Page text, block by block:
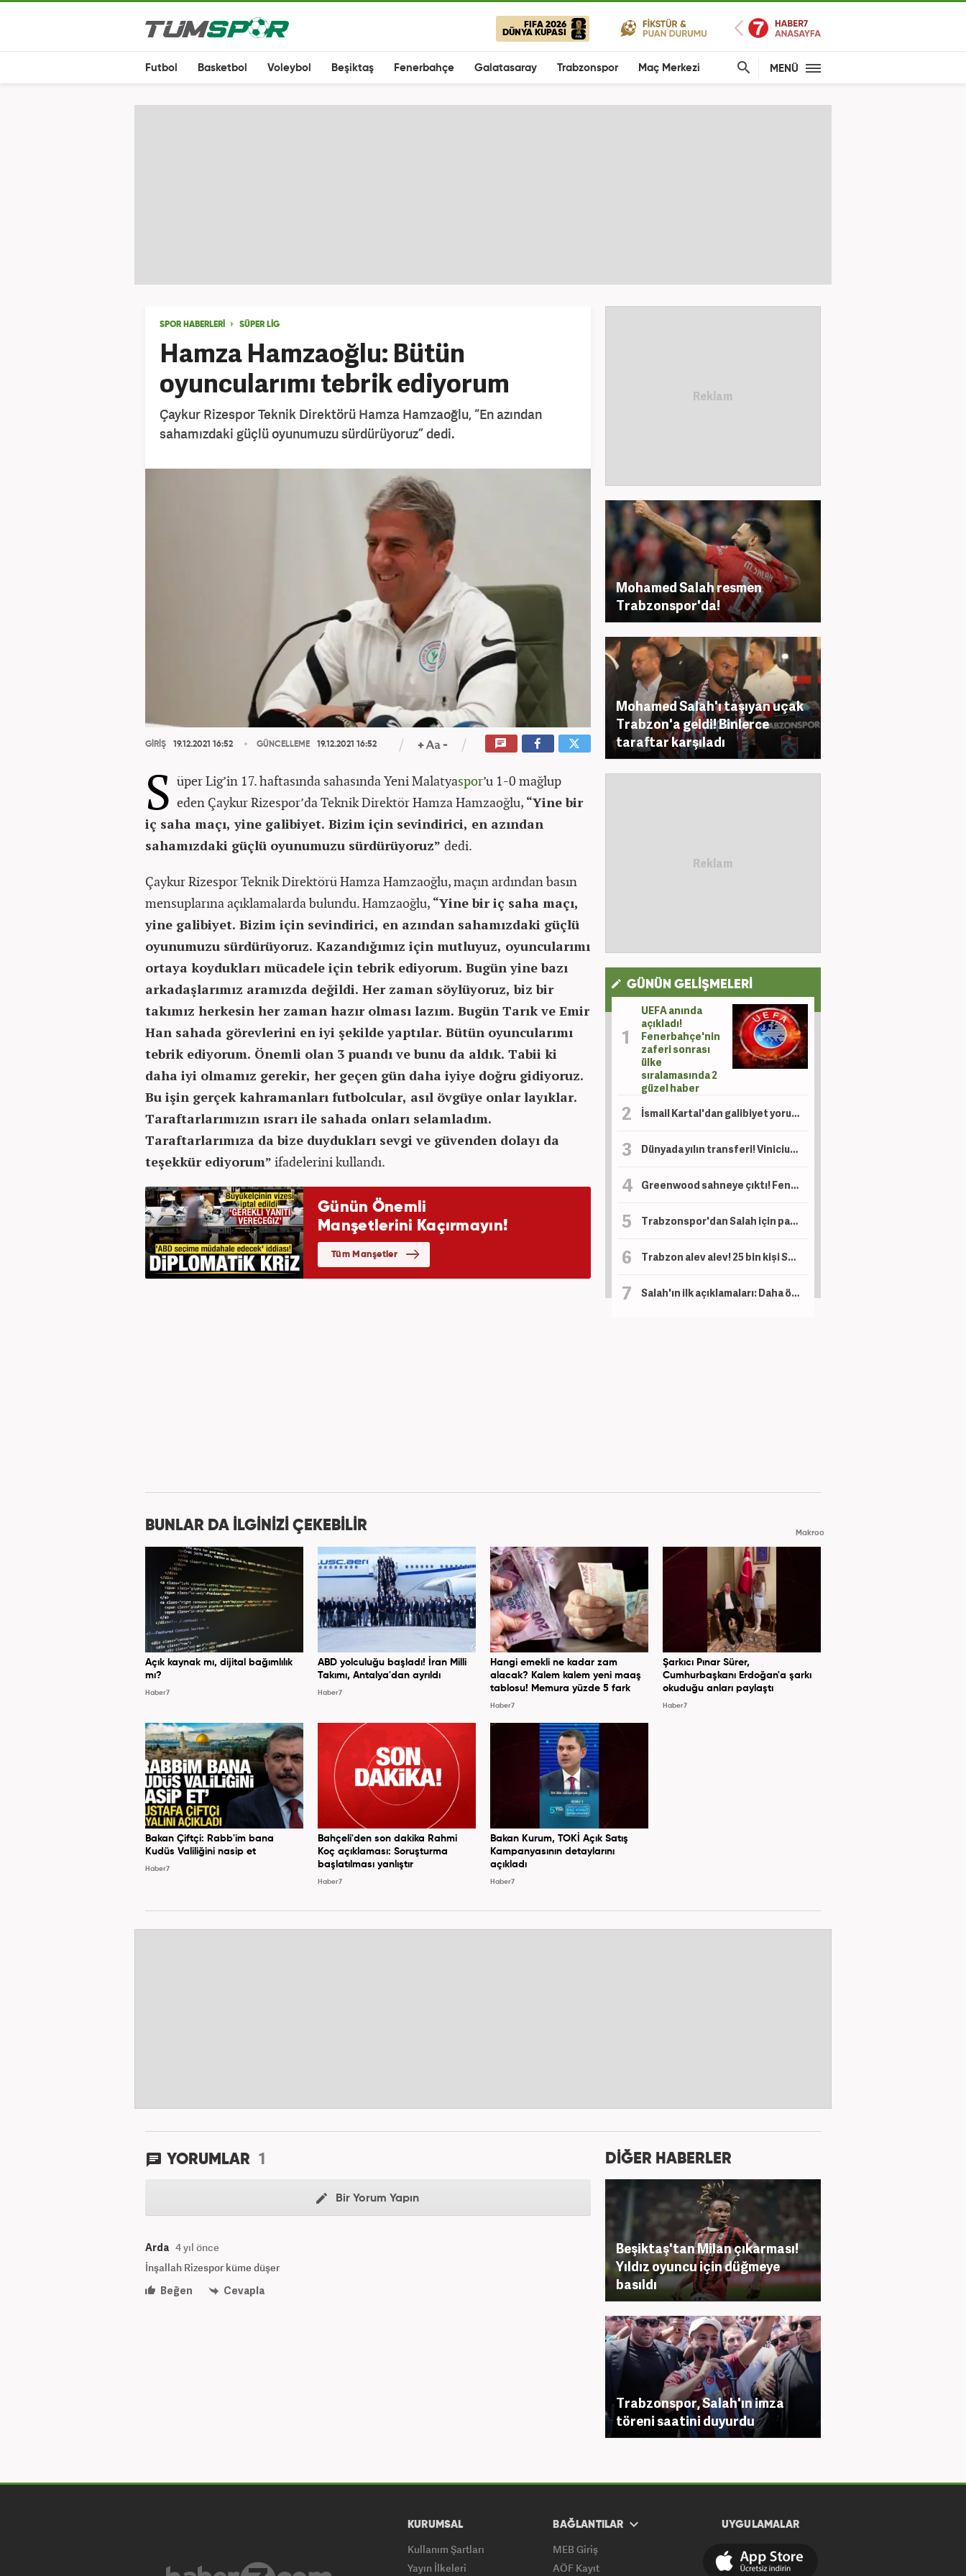
FIFA 2026
DÜNYA KUPASI
Futbol Basketbol Voleybol Beşiktaş Fenerbahçe Galatasaray Trabzonspor Maç Merkezi MENÜ
SPOR HABERLERİ SÜPER LİG
Hamza Hamzaoğlu: Bütün
oyuncularımı tebrik ediyorum
Çaykur Rizespor Teknik Direktörü Hamza Hamzaoğlu, “En azından
sahamızdaki güçlü oyunumuzu sürdürüyoruz” dedi.
GİRİŞ 19.12.2021 16:52 GÜNCELLEME 19.12.2021 16:52
S üper Lig’in 17. haftasında sahasında Yeni Malatyaspor’u 1-0 mağlup
eden Çaykur Rizespor’da Teknik Direktör Hamza Hamzaoğlu, “Yine bir
iç saha maçı, yine galibiyet. Bizim için sevindirici, en azından
sahamızdaki güçlü oyunumuzu sürdürüyoruz” dedi.
Çaykur Rizespor Teknik Direktörü Hamza Hamzaoğlu, maçın ardından basın
mensuplarına açıklamalarda bulundu. Hamzaoğlu, “Yine bir iç saha maçı,
yine galibiyet. Bizim için sevindirici, en azından sahamızdaki güçlü
oyunumuzu sürdürüyoruz. Kazandığımız için mutluyuz, oyuncularımı
ortaya koydukları mücadele için tebrik ediyorum. Bugün yine bazı
arkadaşlarımız aramızda değildi. Her zaman söylüyoruz, biz bir
takımız herkesin her zaman hazır olması lazım. Bugün Tarık ve Emir
Han sahada görevlerini en iyi şekilde yaptılar. Bütün oyuncularımı
tebrik ediyorum. Önemli olan 3 puandı ve bunu da aldık. Tabii ki
daha iyi olmamız gerekir, her geçen gün daha iyiye doğru gidiyoruz.
Bu işin gerçek kahramanları futbolcular, asıl övgüye onlar layıklar.
Taraftarlarımızın ısrarı ile sahada onları selamladım.
Taraftarlarımıza da bize duydukları sevgi ve güvenden dolayı da
teşekkür ediyorum” ifadelerini kullandı.
Mohamed Salah resmen
Trabzonspor'da!
Mohamed Salah'ı taşıyan uçak
Trabzon'a geldi! Binlerce
taraftar karşıladı
GÜNÜN GELİŞMELERİ
UEFA anında
açıkladı!
Fenerbahçe'nin
zaferi sonrası
ülke
sıralamasında 2
güzel haber
İsmail Kartal'dan galibiyet yorumu
Dünyada yılın transferi! Vinicius için 120 milyon Euro'luk teklif
Greenwood sahneye çıktı! Fenerbahçe tur kapısını araladı
Trabzonspor'dan Salah için paylaşım yağmuru
Trabzon alev alev! 25 bin kişi Salah'ı karşıladı
Salah'ın ilk açıklamaları: Daha önce böyle bir şey görmedim
BUNLAR DA İLGİNİZİ ÇEKEBİLİR Makroo
Açık kaynak mı, dijital bağımlılık
mı?
Haber7
ABD yolculuğu başladı! İran Milli
Takımı, Antalya'dan ayrıldı
Haber7
Hangi emekli ne kadar zam
alacak? Kalem kalem yeni maaş
tablosu! Memura yüzde 5 fark
Haber7
Şarkıcı Pınar Sürer,
Cumhurbaşkanı Erdoğan'a şarkı
okuduğu anları paylaştı
Haber7
Bakan Çiftçi: Rabb'im bana
Kudüs Valiliğini nasip et
Haber7
Bahçeli'den son dakika Rahmi
Koç açıklaması: Soruşturma
başlatılması yanlıştır
Haber7
Bakan Kurum, TOKİ Açık Satış
Kampanyasının detaylarını
açıkladı
Haber7
YORUMLAR 1
Bir Yorum Yapın
Arda 4 yıl önce
İnşallah Rizespor küme düşer
Beğen
Cevapla
DİĞER HABERLER
Beşiktaş'tan Milan çıkarması!
Yıldız oyuncu için düğmeye
basıldı
Trabzonspor, Salah'ın imza
töreni saatini duyurdu
KURUMSAL
Kullanım Şartları
Yayın İlkeleri
BAĞLANTILAR
MEB Giriş
AÖF Kayıt
UYGULAMALAR